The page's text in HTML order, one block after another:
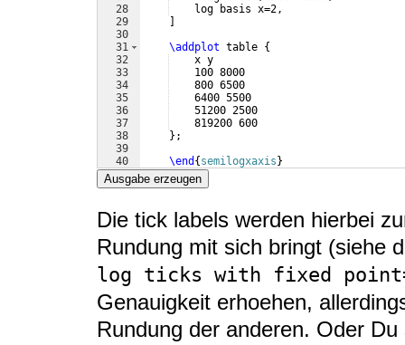
28
29
30
31
32
33
34
35
36
37
38
39
40
41
    log basis x=2,
\addplot table {
    x y
    100 8000
    800 6500
    6400 5500
    51200 2500
    819200 600
} ;
\end { semilogxaxis }
\end{tikzpicture
Ausgabe erzeugen
Die tick labels werden hierbei
Rundung mit sich bringt (siehe
log ticks with fixed
Genauigkeit erhoehen,
Rundung der anderen. Oder